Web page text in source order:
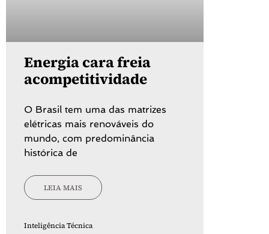
Energia cara freia
acompetitividade
O Brasil tem uma das matrizes
elétricas mais renováveis do
mundo, com predominância
histórica de
LEIA MAIS
Inteligência Técnica